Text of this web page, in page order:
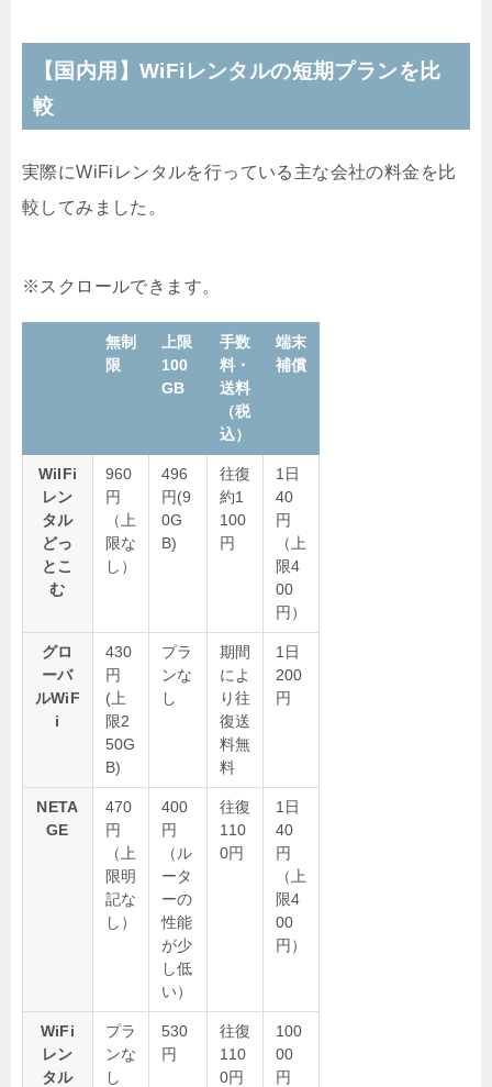
【国内用】WiFiレンタルの短期プランを比
較
実際にWiFiレンタルを行っている主な会社の料金を比
較してみました。
無制
限
上限
100
GB
手数
料・
送料
（税
込）
端末
補償
WiIFi
レン
タル
どっ
とこ
む
960
円
（上
限な
し）
496
円(9
0G
B)
往復
約1
100
円
1日
40
円
（上
限4
00
円）
グロ
ーバ
ルWiF
i
430
円
(上
限2
50G
B)
プラ
ンな
し
期間
によ
り往
復送
料無
料
1日
200
円
NETA
GE
470
円
（上
限明
記な
し）
400
円
（ル
ータ
ーの
性能
が少
し低
い）
往復
110
0円
1日
40
円
（上
限4
00
円）
WiFi
レン
タル
プラ
ンな
し
530
円
往復
110
0円
100
00
円